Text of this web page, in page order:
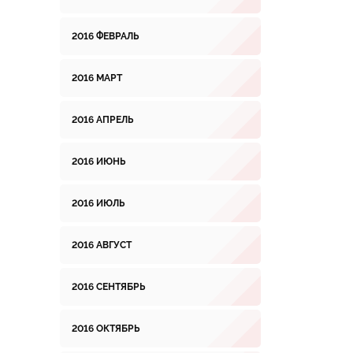
2016 ФЕВРАЛЬ
2016 МАРТ
2016 АПРЕЛЬ
2016 ИЮНЬ
2016 ИЮЛЬ
2016 АВГУСТ
2016 СЕНТЯБРЬ
2016 ОКТЯБРЬ